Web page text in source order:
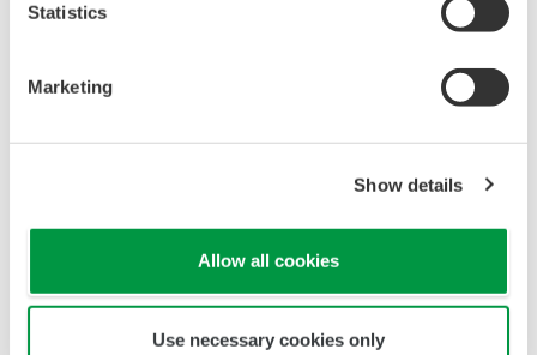
Statistics
Marketing
Show details
Allow all cookies
Use necessary cookies only
Jaypee集團下的民營電力公司，
集團是業務遍布印度各種基礎
提供蒸汽，熱效率非常高。而且減少燃料消耗，降低溫室氣體排